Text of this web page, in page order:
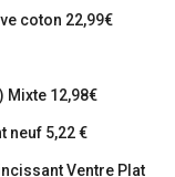
coton 22,99€
Mixte 12,98€
neuf 5,22 €
Ventre Plat